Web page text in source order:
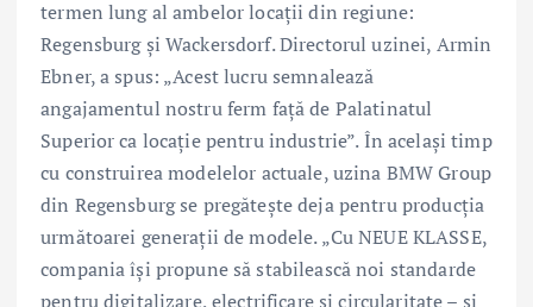
termen lung al ambelor locaţii din regiune:
Regensburg şi Wackersdorf. Directorul uzinei, Armin
Ebner, a spus: „Acest lucru semnalează
angajamentul nostru ferm faţă de Palatinatul
Superior ca locaţie pentru industrie”. În acelaşi timp
cu construirea modelelor actuale, uzina BMW Group
din Regensburg se pregăteşte deja pentru producţia
următoarei generaţii de modele. „Cu NEUE KLASSE,
compania îşi propune să stabilească noi standarde
pentru digitalizare, electrificare şi circularitate – şi